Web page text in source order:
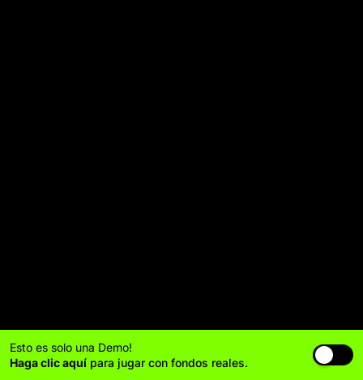
Esto es solo una Demo!
Haga clic aquí para jugar con fondos reales.